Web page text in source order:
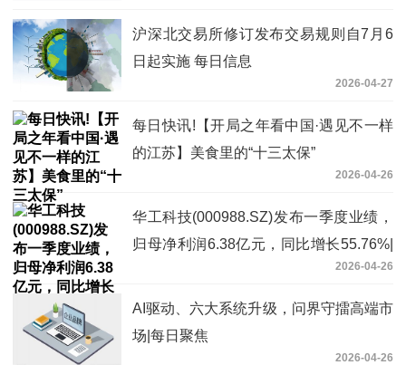
沪深北交易所修订发布交易规则自7月6
日起实施 每日信息
2026-04-27
每日快讯!【开局之年看中国·遇见不一样
的江苏】美食里的“十三太保”
2026-04-26
华工科技(000988.SZ)发布一季度业绩，
归母净利润6.38亿元，同比增长55.76%|
2026-04-26
AI驱动、六大系统升级，问界守擂高端市
场|每日聚焦
2026-04-26